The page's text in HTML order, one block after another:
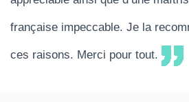
française impeccable. Je la
ces raisons. Merci pour tout.